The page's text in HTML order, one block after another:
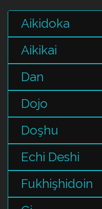
Aikidoka
Aikikai
Dan
Dojo
Doşhu
Echi Deshi
Fukhişhidoin